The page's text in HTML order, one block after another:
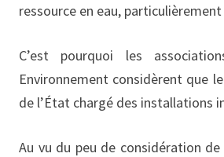
ressource en eau,
C’est pourquoi les
Environnement considèrent que
de l’État chargé des installations
Au vu du peu de considération